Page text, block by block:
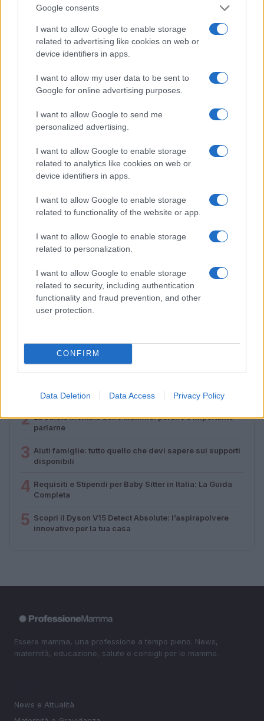
Google consents
I want to allow Google to enable storage
related to advertising like cookies on web or
device identifiers in apps.
I want to allow my user data to be sent to
Google for online advertising purposes.
I want to allow Google to send me
personalized advertising.
I want to allow Google to enable storage
related to analytics like cookies on web or
device identifiers in apps.
I want to allow Google to enable storage
related to functionality of the website or app.
I want to allow Google to enable storage
related to personalization.
I want to allow Google to enable storage
related to security, including authentication
functionality and fraud prevention, and other
user protection.
CONFIRM
Data Deletion Data Access Privacy Policy
tra carburanti, spiagge e incendi
Matteo Pellegrino · 25 Lug 2026
NEWS E ATTUALITÀ
Lamezia International Film Fest: arte e cultura si
incontrano in Calabria
Camilla Pellegrini · 16 Lug 2026
PIÙ LETTI
aggiornata
2 La salute mentale delle mamme: perché è importante
parlarne
3 Aiuti famiglie: tutto quello che devi sapere sui supporti
disponibili
4 Requisiti e Stipendi per Baby Sitter in Italia: La Guida
Completa
5 Scopri il Dyson V15 Detect Absolute: l’aspirapolvere
innovativo per la tua casa
Essere mamma, una professione a tempo pieno. News,
maternità, educazione, salute e consigli per le mamme.
News e Attualità